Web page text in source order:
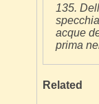
135.
acque
prima
Related